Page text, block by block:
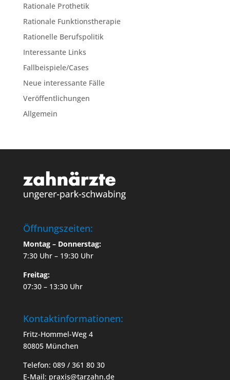
Rationale Prothetik
Rationale Funktionstherapie
Rationelle Berufspolitik
Interessante Links
Fallbeispiele/Cases
Neue interessante Fälle
Veröffentlichungen
Allgemein
Öffnungszeiten:
Montag – Donnerstag:
7:30 Uhr – 19:30 Uhr
Freitag:
07:30 – 13:30 Uhr
Kontaktinformationen:
Fritz-Hommel-Weg 4
80805 München
Telefon: 089 / 361 80 30
E-Mail: praxis@tarzahn.de